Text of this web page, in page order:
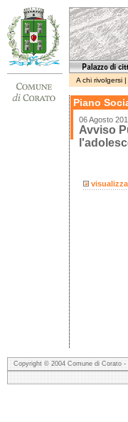
A chi rivolgersi |
Piano
06 Agosto
Avviso
Copyright © 2004 Comune di Corato -